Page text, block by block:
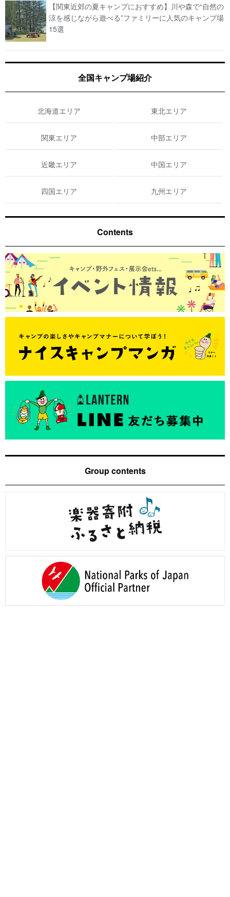
【関東近郊の夏キャンプにおすすめ】川や森で“自然の
涼を感じながら遊べる”ファミリーに人気のキャンプ場
15選
全国キャンプ場紹介
北海道エリア 東北エリア
関東エリア 中部エリア
近畿エリア 中国エリア
四国エリア 九州エリア
Contents
Group contents